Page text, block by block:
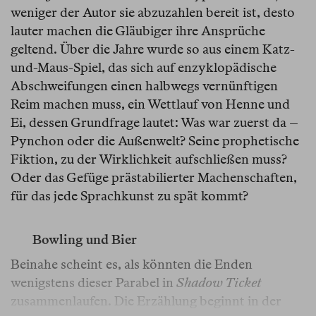
weniger der Autor sie abzuzahlen bereit ist, desto
lauter machen die Gläubiger ihre Ansprüche
geltend. Über die Jahre wurde so aus einem Katz-
und-Maus-Spiel, das sich auf enzyklopädische
Abschweifungen einen halbwegs vernünftigen
Reim machen muss, ein Wettlauf von Henne und
Ei, dessen Grundfrage lautet: Was war zuerst da –
Pynchon oder die Außenwelt? Seine prophetische
Fiktion, zu der Wirklichkeit aufschließen muss?
Oder das Gefüge prästabilierter Machenschaften,
für das jede Sprachkunst zu spät kommt?
Bowling und Bier
Beinahe scheint es, als könnten die Enden
wenigstens dieser Parabel in Shadow Ticket
zusammenlaufen. Die Erzählung beginnt in der